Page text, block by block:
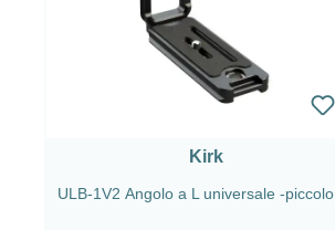
Kirk
ULB-1V2 Angolo a L universale -piccolo